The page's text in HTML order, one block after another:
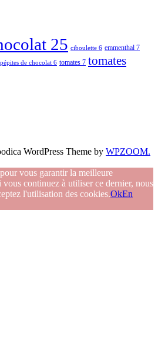
25 ciboulette 6 emmenthal 7
pépites de chocolat 6 tomates 7 tomates
WordPress Theme by WPZOOM.
vous garantir la meilleure
continuez à utiliser ce dernier, nous
l'utilisation des cookies.OkEn